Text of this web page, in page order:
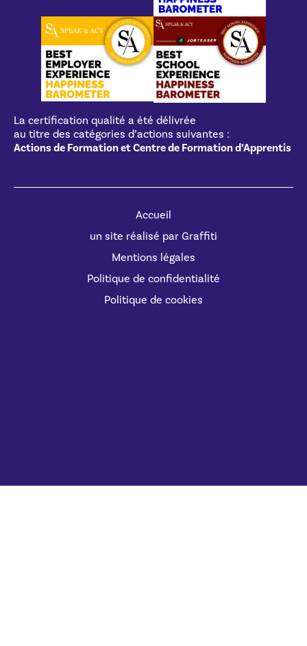
La certification qualité a été délivrée
au titre des catégories d’actions suivantes :
Actions de Formation et Centre de Formation d’Apprentis
Accueil
un site réalisé par Graffiti
Mentions légales
Politique de confidentialité
Politique de cookies